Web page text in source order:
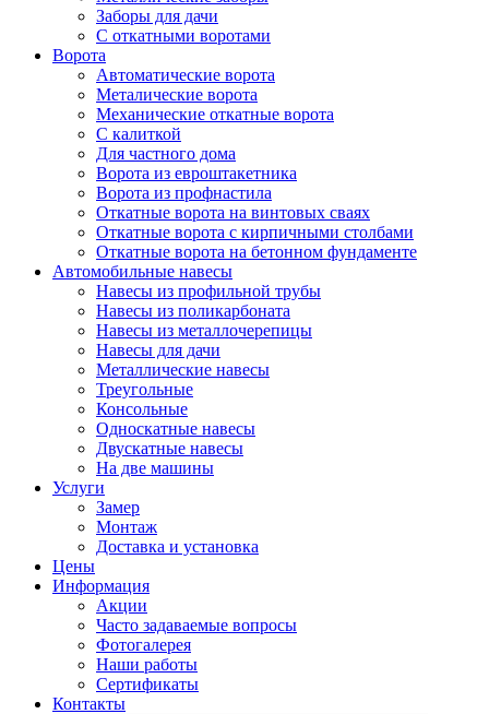
Заборы для дачи
С откатными воротами
Ворота
Автоматические ворота
Металические ворота
Механические откатные ворота
С калиткой
Для частного дома
Ворота из евроштакетника
Ворота из профнастила
Откатные ворота на винтовых сваях
Откатные ворота с кирпичными столбами
Откатные ворота на бетонном фундаменте
Автомобильные навесы
Навесы из профильной трубы
Навесы из поликарбоната
Навесы из металлочерепицы
Навесы для дачи
Металлические навесы
Треугольные
Консольные
Односкатные навесы
Двускатные навесы
На две машины
Услуги
Замер
Монтаж
Доставка и установка
Цены
Информация
Акции
Часто задаваемые вопросы
Фотогалерея
Наши работы
Сертификаты
Контакты